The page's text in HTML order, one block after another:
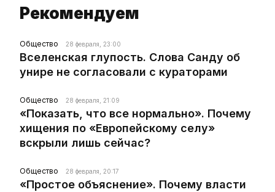
Рекомендуем
Общество 28 февраля, 23:00
Вселенская глупость. Слова Санду об
унире не согласовали с кураторами
Общество 28 февраля, 21:09
«Показать, что все нормально». Почему
хищения по «Европейскому селу»
вскрыли лишь сейчас?
Общество 28 февраля, 20:17
«Простое объяснение». Почему власти